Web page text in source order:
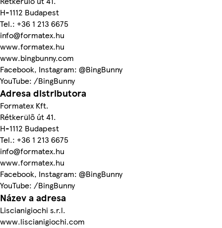
H-1112 Budapest
Tel.: +36 1 213 6675
info@formatex.hu
www.formatex.hu
www.bingbunny.com
Facebook, Instagram: @BingBunny
YouTube: /BingBunny
Adresa distributora
Formatex Kft.
Rétkerülő út 41.
H-1112 Budapest
Tel.: +36 1 213 6675
info@formatex.hu
www.formatex.hu
Facebook, Instagram: @BingBunny
YouTube: /BingBunny
Název a adresa
Liscianigiochi s.r.l.
www.liscianigiochi.com